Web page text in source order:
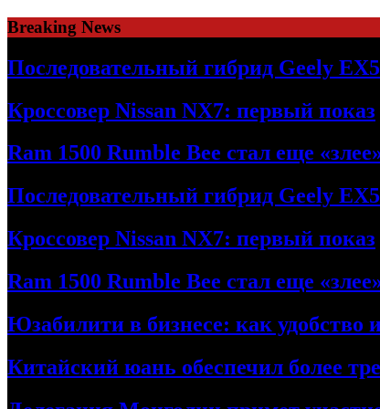
Skip
to
content
Breaking News
Последовательный гибрид Geely
Кроссовер Nissan NX7: первый показ
Ram 1500 Rumble Bee стал еще
Последовательный гибрид Geely
Кроссовер Nissan NX7: первый показ
Ram 1500 Rumble Bee стал еще
Юзабилити в бизнесе: как
Китайский юань обеспечил более